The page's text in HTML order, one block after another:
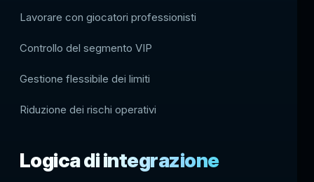
Lavorare con giocatori professionisti
Controllo del segmento VIP
Gestione flessibile dei limiti
Riduzione dei rischi operativi
Logica di integrazione